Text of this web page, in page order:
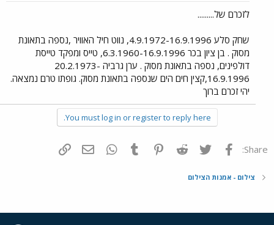
לזכרם של.........
שחק סלע 4.9.1972-16.9.1996, נווט חיל האוויר ,נספה בתאונת
מסוק . בן ציון בכר 6.3.1960-16.9.1996, טייס ומפקד טייסת
דולפינים, נספה בתאונת מסוק . ערן גרביה 20.2.1973-
16.9.1996,קצין חים הים שנספה בתאונת מסוק. גופתו טרם נמצאה.
יהי זכרם ברוך
You must log in or register to reply here.
Share: פייסבוק Twitter
Reddit
Pinterest
Tumblr
WhatsAppדואר אלקטרוני
צילום - אמנות הצילום